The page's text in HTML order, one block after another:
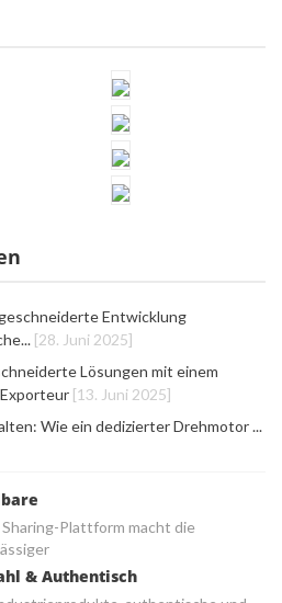
Entwicklung
[28. Juni 2025]
Lösungen mit einem
[13. Juni 2025]
Wie ein dedizierter Drehmotor ...
Plattform macht die
& Authentisch